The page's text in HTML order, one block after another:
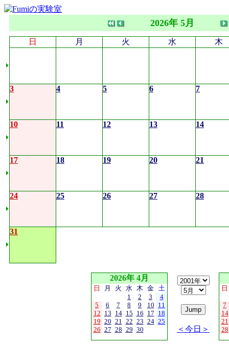
2026年 5月
日 月 火 水 木
3 4 5 6 7
10 11 12 13 14
17 18 19 20 21
24 25 26 27 28
31
2026年 4月
日 月 火 水 木 金 土
1
2 3
4
5
6 7 8 9 10 11
12 13 14 15 16 17 18
19 20 21 22 23 24 25
26 27 28 29 30 ＜今日＞
日
7
14
21
28